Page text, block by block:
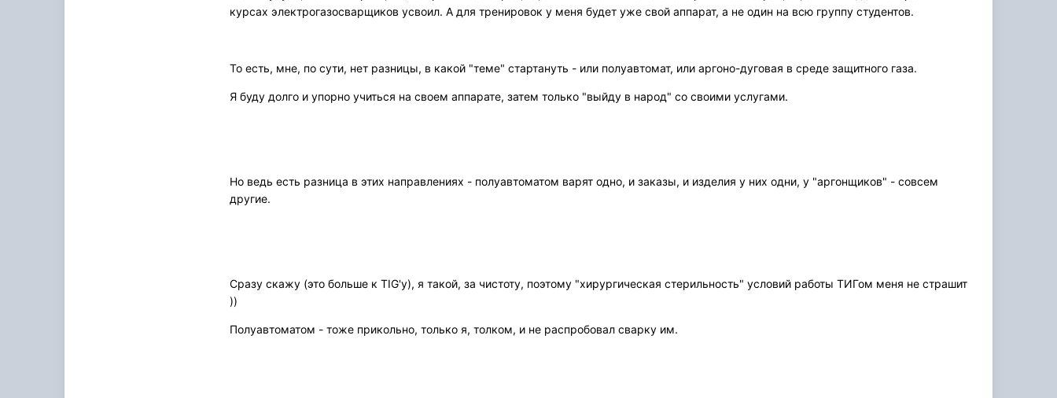
курсах электрогазосварщиков усвоил. А для тренировок у меня будет уже свой аппарат, а не один на всю группу студентов.
То есть, мне, по сути, нет разницы, в какой "теме" стартануть - или полуавтомат, или аргоно-дуговая в среде защитного газа.
Я буду долго и упорно учиться на своем аппарате, затем только "выйду в народ" со своими услугами.
Но ведь есть разница в этих направлениях - полуавтоматом варят одно, и заказы, и изделия у них одни, у "аргонщиков" - совсем
другие.
Сразу скажу (это больше к TIG'у), я такой, за чистоту, поэтому "хирургическая стерильность" условий работы ТИГом меня не страшит
))
Полуавтоматом - тоже прикольно, только я, толком, и не распробовал сварку им.